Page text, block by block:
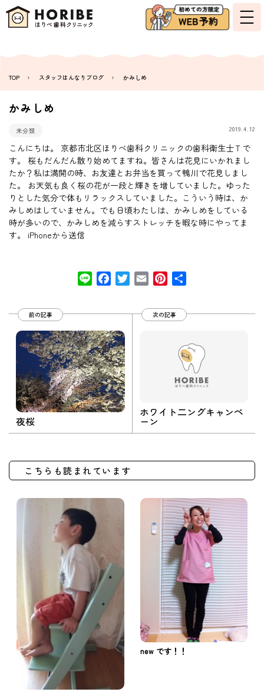
TOP スタッフはんなりブログ かみしめ
かみしめ
未分類 2019.4.12
こんにちは。 京都市北区ほりべ歯科クリニックの歯科衛生士Ｔで
す。 桜もだんだん散り始めてますね。皆さんは花見にいかれまし
たか？私は満開の時、お友達とお弁当を買って鴨川で花見しまし
た。 お天気も良く桜の花が一段と輝きを増していました。ゆった
りとした気分で体もリラックスしていました。こういう時は、か
みしめはしていません。でも日頃わたしは、かみしめをしている
時が多いので、かみしめを減らすストレッチを暇な時にやってま
す。 iPhoneから送信
Line FacebookTwitter
Email Pinterest
前の記事
夜桜
次の記事
ホワイト二ングキャンペ
ーン
こちらも読まれています
new です！！